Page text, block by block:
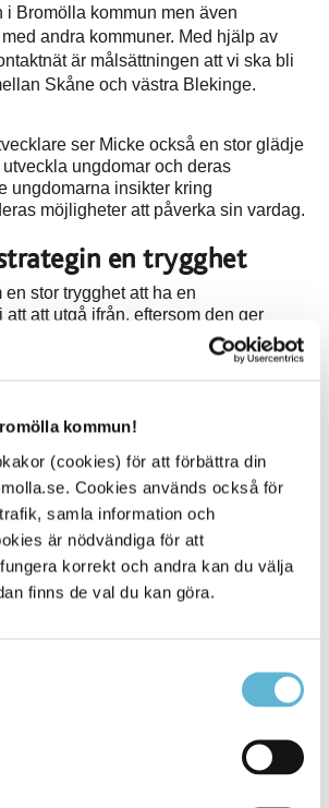
kommun!
(cookies) för att förbättra din
Cookies används också för
samla information och
är nödvändiga för att
korrekt och andra kan du välja
finns de val du kan göra.
i Bromölla kommun men även
andra kommuner. Med hjälp av
är målsättningen att vi ska bli
Skåne och västra Blekinge.
ser Micke också en stor glädje
ungdomar och deras
ungdomarna insikter kring
möjligheter att påverka sin vardag.
en trygghet
en stor trygghet att ha en
att utgå ifrån, eftersom den ger
riktning och målsättning.
andra aktörer i regionen. Jag ser
samtal och dialoger med näringslivet,
in deras tankar och visioner kopplat till
arbetet.
som en positiv och energifylld person
person. Problem kan
och små, men inget är omöjligt. Det
och tålamod, eftersom vissa